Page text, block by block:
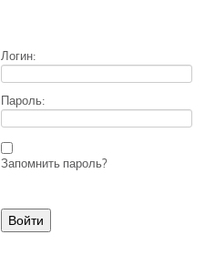
Логин:
Пароль:
Запомнить пароль?